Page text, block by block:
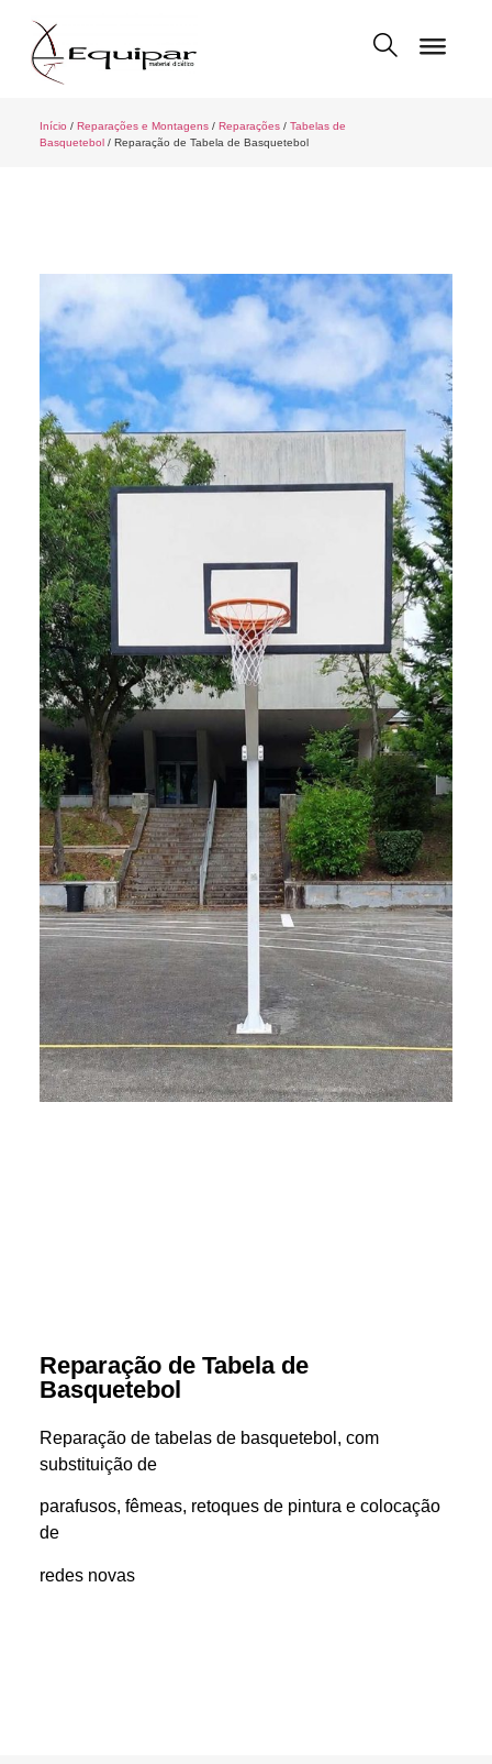
Início / Reparações e Montagens/ Reparações/ Tabelas de
Basquetebol/ Reparação de Tabela de Basquetebol
Reparação de Tabela de
Basquetebol
Reparação de tabelas de basquetebol, com
substituição de
parafusos, fêmeas, retoques de pintura e colocação
de
redes novas